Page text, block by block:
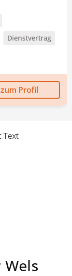
Dienstvertrag
zum Profil
Text